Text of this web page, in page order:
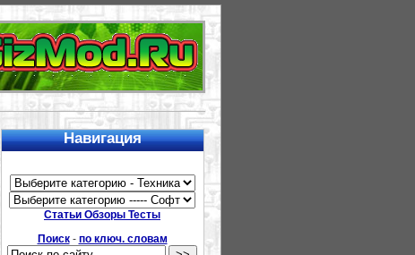
Навигация
Статьи Обзоры Тесты
Поиск- по ключ. словам